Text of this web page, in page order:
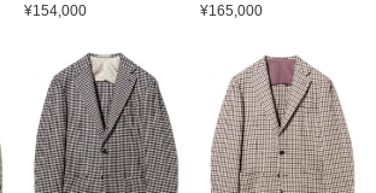
¥154,000 ¥165,000